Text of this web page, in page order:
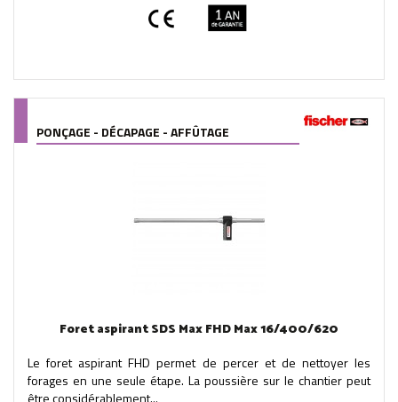
PONÇAGE - DÉCAPAGE - AFFÛTAGE
Foret aspirant SDS Max FHD Max 16/400/620
Le foret aspirant FHD permet de percer et de nettoyer les
forages en une seule étape. La poussière sur le chantier peut
être considérablement...